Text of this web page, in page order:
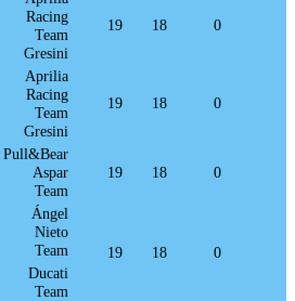
Racing
Team
Gresini
19 18 0
Aprilia
Racing
Team
Gresini
19 18 0
Pull&Bear
Aspar
Team
19 18 0
Ángel
Nieto
Team
19 18 0
Ducati
Team